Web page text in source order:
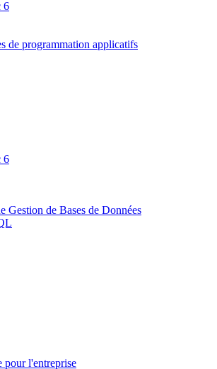
6
de programmation applicatifs
6
Gestion de Bases de Données
pour l'entreprise